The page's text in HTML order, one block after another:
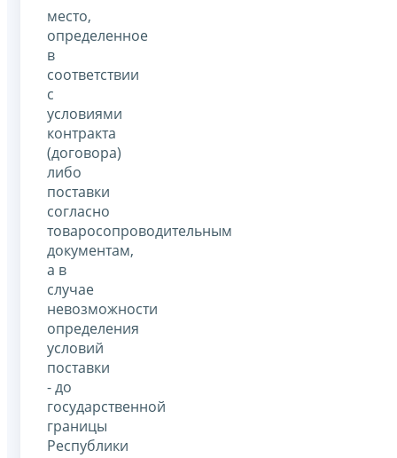
место,
определенное
в
соответствии
с
условиями
контракта
(договора)
либо
поставки
согласно
товаросопроводительным
документам,
а в
случае
невозможности
определения
условий
поставки
- до
государственной
границы
Республики